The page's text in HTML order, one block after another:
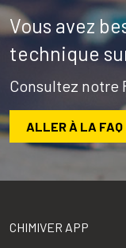
Vous avez
technique
Consultez notre
ALLER À LA FAQ
CHIMIVER APP